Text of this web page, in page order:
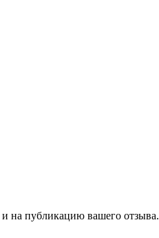
и на публикацию вашего отзыва.